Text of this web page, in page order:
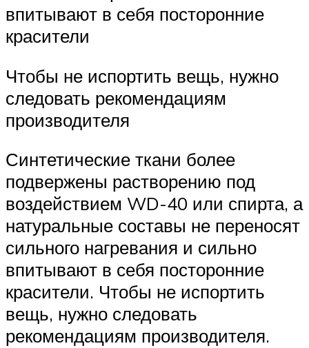
впитывают в себя посторонние
красители
Чтобы не испортить вещь, нужно
следовать рекомендациям
производителя
Синтетические ткани более
подвержены растворению под
воздействием WD-40 или спирта, а
натуральные составы не переносят
сильного нагревания и сильно
впитывают в себя посторонние
красители. Чтобы не испортить
вещь, нужно следовать
рекомендациям производителя.